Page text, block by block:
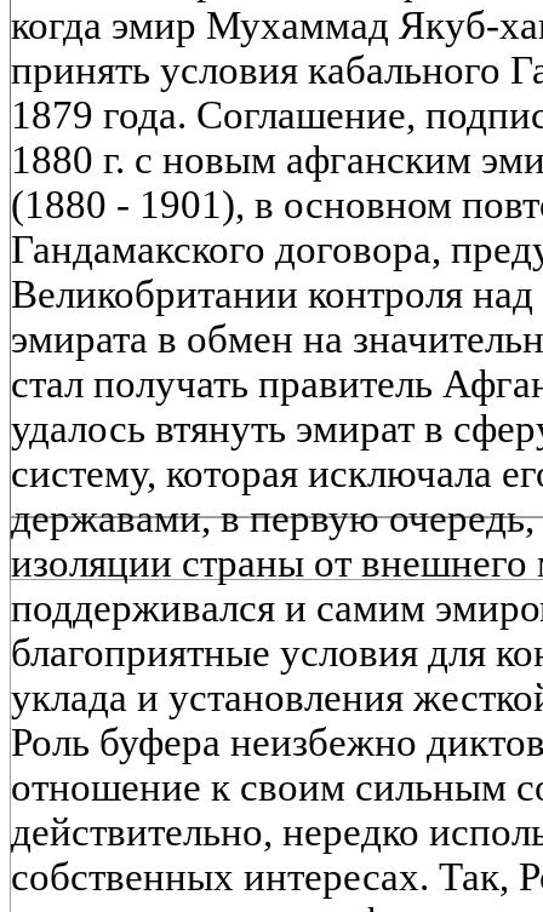
когда эмир Мухаммад Якуб-
принять условия кабального
1879 года. Соглашение,
1880 г. с новым афганским
(1880 - 1901), в основном
Гандамакского договора,
Великобритании контроля
эмирата в обмен на
стал получать правитель
удалось втянуть эмират в
систему, которая исключала
державами, в первую
изоляции страны от внешнего
поддерживался и самим
благоприятные условия для
уклада и установления
Роль буфера неизбежно
отношение к своим сильным
действительно, нередко
собственных интересах. Так,